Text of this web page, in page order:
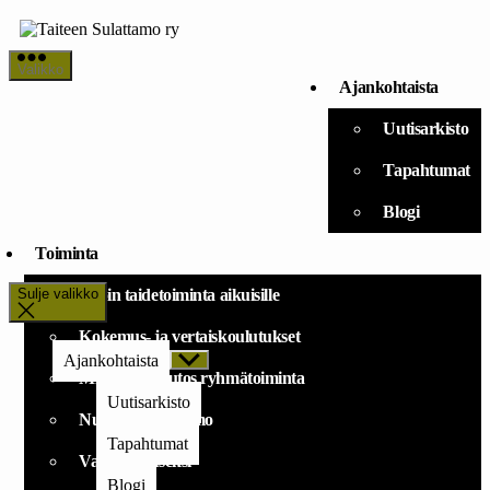
Siirry
sisältöön
Taiteen
Sulattamo
Valikko
Ajankohtaista
Uutisarkisto
Tapahtumat
Blogi
Toiminta
Avoin taidetoiminta aikuisille
Kokemus- ja vertaiskoulutukset
Mielekäs muutos ryhmätoiminta
Nuorten Sulattamo
Vapaaehtoiseksi
Sulje valikko
Ajankohtaista
Näytä
alavalikko
Uutisarkisto
Tapahtumat
Blogi